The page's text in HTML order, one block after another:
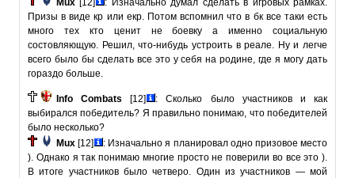
Mux [12]
: Изначально думал сделать в игровых рамках.
Призы в виде кр или екр. Потом вспомнил что в бк все таки есть
много тех кто ценит не боевку а именно социальную
состовляющую. Решил, что-нибудь устроить в реале. Ну и легче
всего было бы сделать все это у себя на родине, где я могу дать
гораздо больше.
Info Combats [12]
: Сколько было участников и как
выбирался победитель? Я правильно понимаю, что победителей
было несколько?
Mux [12]
: Изначально я планировал одно призовое место
). Однако я так понимаю многие просто не поверили во все это ).
В итоге участников было четверо. Один из участников — мой